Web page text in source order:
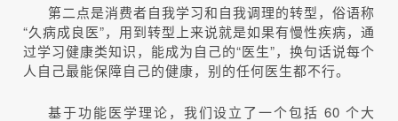
第二点是消费者自我学习和自我调理的转型，俗语称
“久病成良医”，用到转型上来说就是如果有慢性疾病，通
过学习健康类知识，能成为自己的“医生”，换句话说每个
人自己最能保障自己的健康，别的任何医生都不行。
基于功能医学理论，我们设立了一个包括 60 个大